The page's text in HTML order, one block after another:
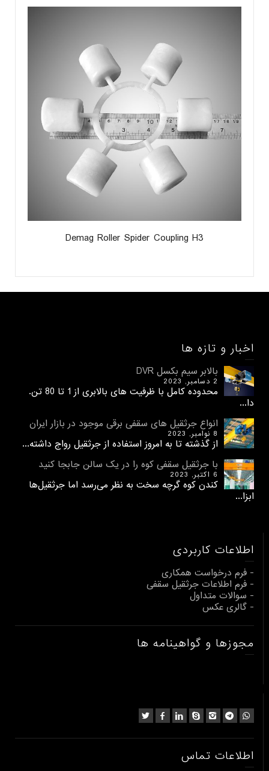
Demag Roller Spider Coupling H3
اخبار و تازه ها
بالابر سیم بکسل DVR
2 دسامبر, 2023
محدوده کامل با ظرفیت های بالابری از 1 تا 80 تن.
دا...
انواع جرثقیل های سقفی برقی موجود در بازار ایران
8 نوامبر, 2023
از گذشته تا به امروز استفاده از جرثقیل رواج داشته...
با جرثقیل سقفی کوه را در یک سالن جابجا کنید
6 اکتبر, 2023
کندن کوه گرچه سخت به نظر می‌رسد اما جرثقیل‌ها
ابزا...
اطلاعات کاربردی
- فرم درخواست همکاری
- فرم اطلاعات جرثقیل سقفی
- سوالات متداول
- گالری عکس
مجوزها و گواهینامه ها
اطلاعات تماس